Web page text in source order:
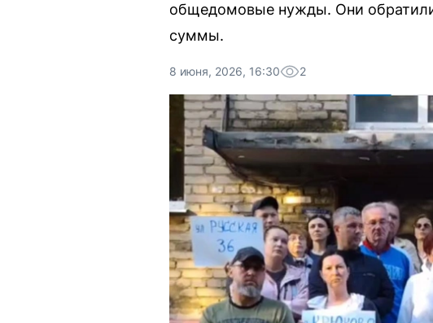
общедомовые нужды. Они
суммы.
8 июня, 2026, 16:30 2